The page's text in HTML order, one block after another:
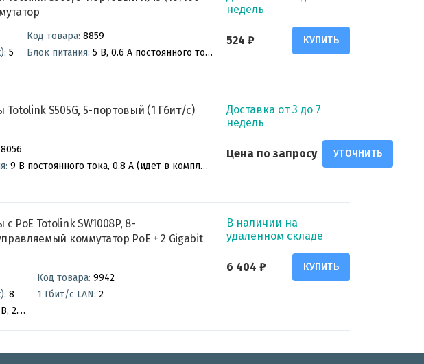
Код товара: 8859
5 Блок питания:
5 В, 0.6 А постоянного тока (в комплекте)
недель
524 ₽ КУПИТЬ
S505G, 5-портовый (1 Гбит/с)
8056
9 В постоянного тока, 0.8 А (идет в комплекте)
Доставка от 3 до 7
недель
Цена по запросу УТОЧНИТЬ
PoE Totolink SW1008P, 8-
коммутатор PoE + 2 Gigabit
Код товара: 9942
8 1 Гбит/с LAN: 2
60 В, 2.1 A или 100 В, 2.1 А постоянного тока (в комплекте)
В наличии на
удаленном складе
6 404 ₽ КУПИТЬ